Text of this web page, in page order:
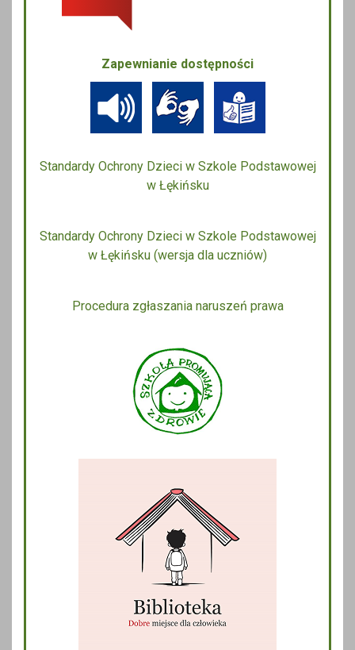
Zapewnianie dostępności
Standardy Ochrony Dzieci w Szkole Podstawowej
w Łękińsku
Standardy Ochrony Dzieci w Szkole Podstawowej
w Łękińsku (wersja dla uczniów)
Procedura zgłaszania naruszeń prawa